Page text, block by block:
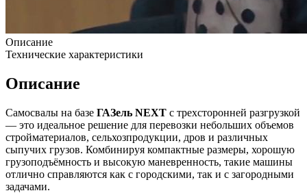
Описание
Технические характеристики
Описание
Самосвалы на базе ГАЗель NEXT с трехсторонней разгрузкой
— это идеальное решение для перевозки небольших объемов
стройматериалов, сельхозпродукции, дров и различных
сыпучих грузов. Комбинируя компактные размеры, хорошую
грузоподъёмность и высокую маневренность, такие машины
отлично справляются как с городскими, так и с загородными
задачами.